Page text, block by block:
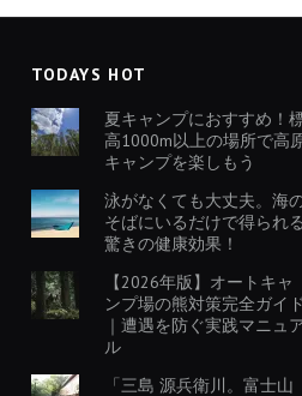
TODAYS HOT
夏キャンプにおすすめ！
高1000m以上の場所で高
キャンプを楽しもう
泳がなくても大丈夫。海
そばにいるだけで得られる
驚きの健康効果！
【2026年版】オートキャ
ンプ場の熊対策完全ガイド
｜遭遇を防ぐ実践マニュ
ル
「三島 源兵衛川。富士山